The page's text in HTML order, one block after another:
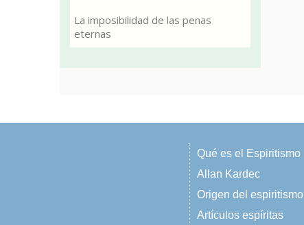
La imposibilidad de las penas
eternas
Qué es el Espiritismo
Allan Kardec
Origen del espiritismo
Artículos espíritas